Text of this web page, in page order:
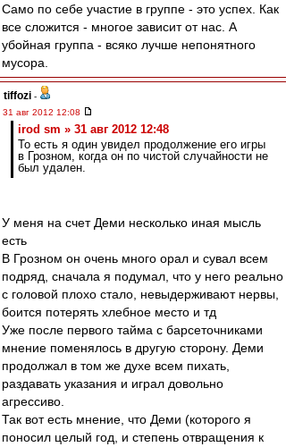
Само по себе участие в группе - это успех. Как
все сложится - многое зависит от нас. А
убойная группа - всяко лучше непонятного
мусора.
tiffozi -
31 авг 2012 12:08
irod sm » 31 авг 2012 12:48
То есть я один увидел продолжение его игры
в Грозном, когда он по чистой случайности не
был удален.
У меня на счет Деми несколько иная мысль
есть
В Грозном он очень много орал и сувал всем
подряд, сначала я подумал, что у него реально
с головой плохо стало, невыдерживают нервы,
боится потерять хлебное место и тд
Уже после первого тайма с барсеточниками
мнение поменялось в другую сторону. Деми
продолжал в том же духе всем пихать,
раздавать указания и играл довольно
агрессиво.
Так вот есть мнение, что Деми (которого я
поносил целый год, и степень отвращения к